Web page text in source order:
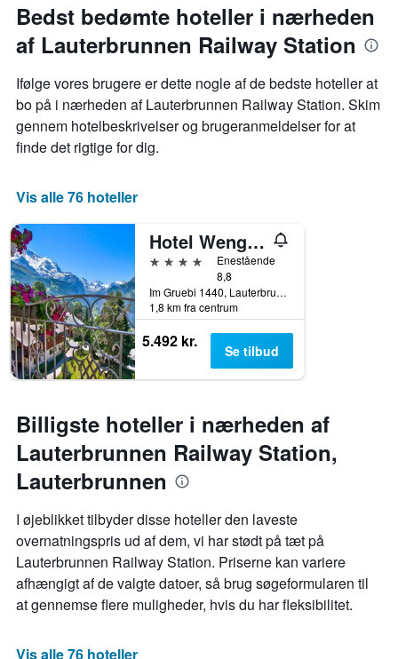
Bedst bedømte hoteller i nærheden
af Lauterbrunnen Railway Station
Ifølge vores brugere er dette nogle af de bedste hoteller at
bo på i nærheden af ​​Lauterbrunnen Railway Station. Skim
gennem hotelbeskrivelser og brugeranmeldelser for at
finde det rigtige for dig.
Vis alle 76 hoteller
Hotel Wengener Hof
4 stjerner
Enestående
8,8
Im Gruebi 1440, Lauterbrunnen, Bern, Schweiz
1,8 km fra centrum
5.492 kr. Se tilbud
Billigste hoteller i nærheden af
Lauterbrunnen Railway Station,
Lauterbrunnen
I øjeblikket tilbyder disse hoteller den laveste
overnatningspris ud af dem, vi har stødt på tæt på
Lauterbrunnen Railway Station. Priserne kan variere
afhængigt af de valgte datoer, så brug søgeformularen til
at gennemse flere muligheder, hvis du har fleksibilitet.
Vis alle 76 hoteller